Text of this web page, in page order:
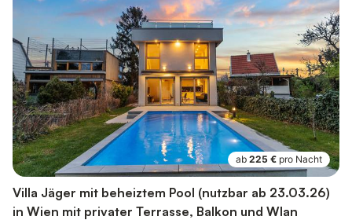
ab 225 € pro Nacht
Villa Jäger mit beheiztem Pool (nutzbar ab 23.03.26)
in Wien mit privater Terrasse, Balkon und Wlan